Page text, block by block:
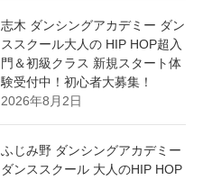
志木 ダンシングアカデミー ダン
ススクール大人の HIP HOP超入
門＆初級クラス 新規スタート体
験受付中！初心者大募集！
2026年8月2日
ふじみ野 ダンシングアカデミー
ダンススクール 大人のHIP HOP